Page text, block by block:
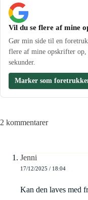
Vil du se flere af mine
Gør min side til en
flere af mine opskrifter op,
sekunder.
Marker som
2 kommentarer
Jenni
17/12/2025 / 18:04
Kan den laves med